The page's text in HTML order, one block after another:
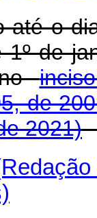
até o
de
no
de
2021)